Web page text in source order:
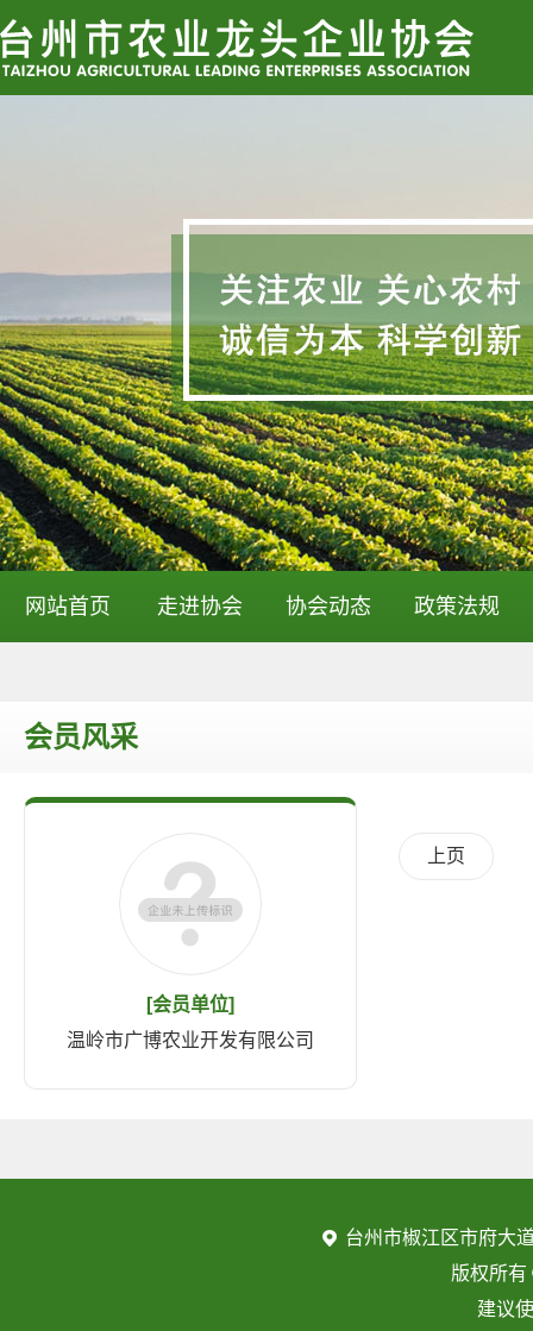
网站首页 走进协会 协会动态 政策法规
会员风采
[会员单位]
温岭市广博农业开发有限公司
上页
台州市椒江区市府大
版权所
建议